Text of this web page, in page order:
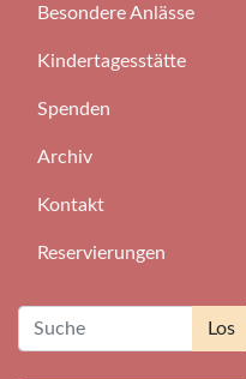
Besondere Anlässe
Kindertagesstätte
Spenden
Archiv
Kontakt
Reservierungen